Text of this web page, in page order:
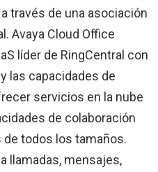
través de una asociación
Avaya Cloud Office
líder de RingCentral con
las capacidades de
servicios en la nube
de colaboración
todos los tamaños.
llamadas, mensajes,